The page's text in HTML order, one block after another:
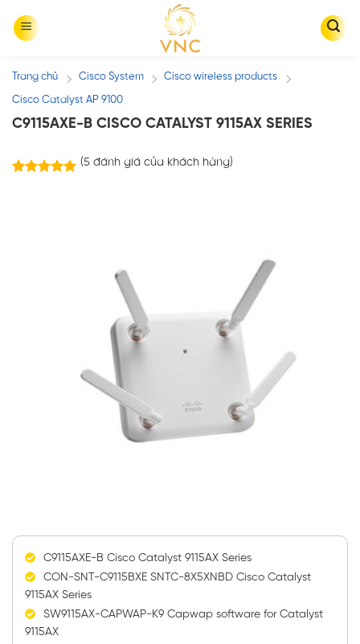
Trang chủ / Cisco System / Cisco wireless products /
Cisco Catalyst AP 9100
C9115AXE-B CISCO CATALYST 9115AX SERIES
(5 đánh giá của khách hàng)
C9115AXE-B Cisco Catalyst 9115AX Series
CON-SNT-C9115BXE SNTC-8X5XNBD Cisco Catalyst
9115AX Series
SW9115AX-CAPWAP-K9 Capwap software for Catalyst
9115AX